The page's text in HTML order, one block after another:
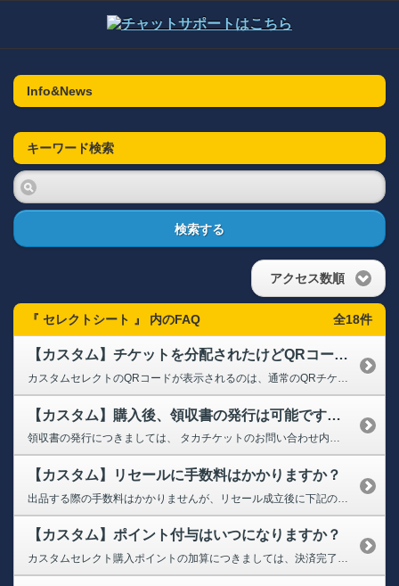
Info&News
キーワード検索
検索する
アクセス数順
『 セレクトシート 』 内のFAQ 全18件
【カスタム】チケットを分配されたけどQRコードが表示されない
カスタムセレクトのQRコードが表示されるのは、通常のQRチケット同様に試合当日の試合開始6時間前からとなります。試合当日の試合開始6時間前に再度お試しください。 試合当日の試合開始6時間前になってもQRマイチケットに表示されません場合は、下記の可能性もございますので、あわせてご確認いただけますと幸いです。 ■チケットの受取自体が完了していない ※分配元へ分配状況のご確認もお願いいたしま...
【カスタム】購入後、領収書の発行は可能ですか？
領収書の発行につきましては、 タカチケットのお問い合わせ内のお問い合わせ専用ページより 必要事項を明記の上、ご依頼ください。 ➡タカチケットサイト ※タカチケットサイトにアクセスいただき、左上のメニュー（三本線内）のお問い合わせより「領収書」と検索の上、ご確認ください
【カスタム】リセールに手数料はかかりますか？
【カスタム】ポイント付与はいつになりますか？
カスタムセレクト購入ポイントの加算につきましては、決済完了後翌日以降での加算となります。なお、ポイントの反映にはお時間をいただく場合がございますこと、ご了承ください。